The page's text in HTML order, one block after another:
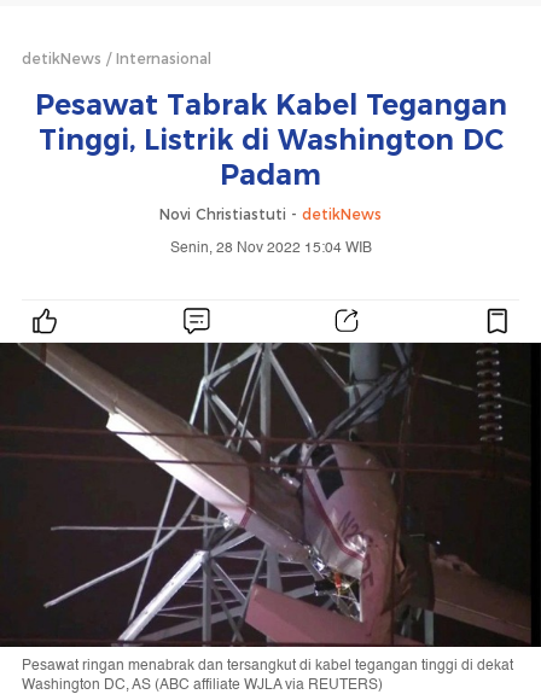
detikNews Internasional
Pesawat Tabrak Kabel Tegangan
Tinggi, Listrik di Washington DC
Padam
Novi Christiastuti - detikNews
Senin, 28 Nov 2022 15:04 WIB
Pesawat ringan menabrak dan tersangkut di kabel tegangan tinggi di dekat
Washington DC, AS (ABC affiliate WJLA via REUTERS)